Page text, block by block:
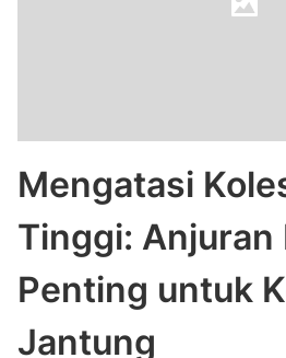
Mengatasi
Tinggi: Anjuran
Penting untuk
Jantung